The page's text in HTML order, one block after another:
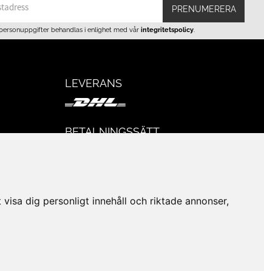
dig personligt innehåll och riktade annonser,
PRENUMERERA
behandlas i enlighet med vår integritetspolicy.
LEVERANS
BETALNINGSSÄTT
kontanter.